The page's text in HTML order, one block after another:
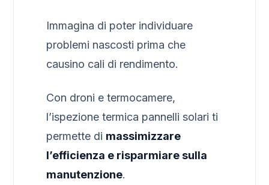
Immagina di poter individuare
problemi nascosti prima che
causino cali di rendimento.
Con droni e termocamere,
l’ispezione termica pannelli solari ti
permette di massimizzare
l’efficienza e risparmiare sulla
manutenzione.